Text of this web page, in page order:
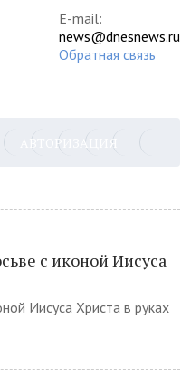
E-mail:
news@dnesnews.ru
Обратная связь
АВТОРИЗАЦИЯ
с иконой Иисуса
Иисуса Христа в руках